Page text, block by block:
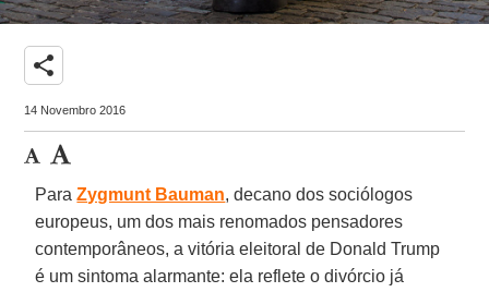
share
14 Novembro 2016
ParaZygmunt Bauman, decano dos sociólogos
europeus, um dos mais renomados pensadores
contemporâneos, a vitória eleitoral de Donald Trump
é um sintoma alarmante: ela reflete o divórcio já